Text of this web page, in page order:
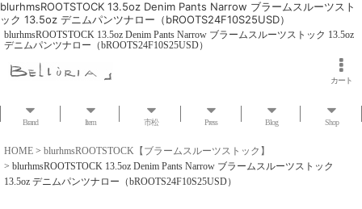
blurhmsROOTSTOCK 13.5oz Denim Pants Narrow ブラームスルーツスト
ック 13.5oz デニムパンツナロー（bROOTS24F10S25USD）
blurhmsROOTSTOCK 13.5oz Denim Pants Narrow ブラームスルーツストック 13.5oz
デニムパンツナロー（bROOTS24F10S25USD）
カート
Brand Item 市松 Press Blog Shop
HOME > blurhmsROOTSTOCK【ブラームスルーツストック】
> blurhmsROOTSTOCK 13.5oz Denim Pants Narrow ブラームスルーツストック
13.5oz デニムパンツナロー（bROOTS24F10S25USD）